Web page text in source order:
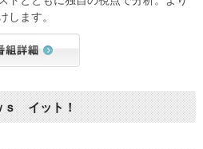
します。
ｓ イット！